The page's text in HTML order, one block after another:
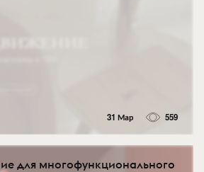
31 Мар 559
для многофункционального